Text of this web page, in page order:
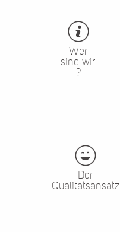
Wer
sind wir
?
Der
Qualitätsansatz